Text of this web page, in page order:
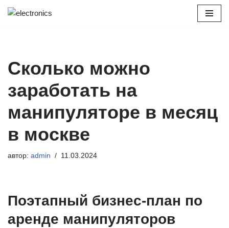
Сколько можно
заработать на
манипуляторе в месяц
в москве
автор: admin 11.03.2024
Поэтапный бизнес-план по
аренде манипуляторов